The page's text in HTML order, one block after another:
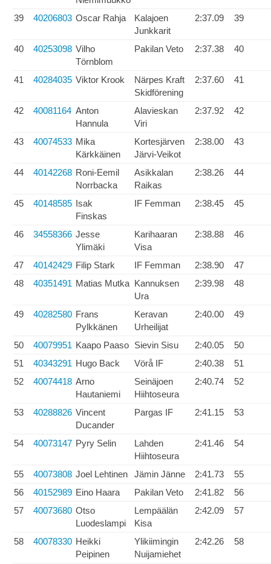
39 40206803 Oscar Rahja
Kalajoen
Junkkarit
2:37.09 39
40 40253098 Vilho
Törnblom
Pakilan Veto 2:37.38 40
41 40284035 Viktor Krook
Närpes Kraft
Skidförening
2:37.60 41
42 40081164 Anton
Hannula
Alavieskan
Viri
2:37.92 42
43 40074533 Mika
Kärkkäinen
Kortesjärven
Järvi-Veikot
2:38.00 43
44 40142268 Roni-Eemil
Norrbacka
Asikkalan
Raikas
2:38.26 44
45 40148585 Isak
Finskas
IF Femman 2:38.45 45
46 34558366 Jesse
Ylimäki
Karihaaran
Visa
2:38.88 46
47 40142429 Filip Stark IF Femman 2:38.90
47
48
40351491 Matias Mutka Kannuksen
Ura
2:39.98 48
49 40282580 Frans
Pylkkänen
Keravan
Urheilijat
2:40.00 49
50 40079951 Kaapo Paaso Sievin Sisu 2:40.05
50
51
40343291 Hugo Back Vörå IF 2:40.38
51
52
40074418 Arno
Hautaniemi
Seinäjoen
Hiihtoseura
2:40.74 52
53 40288826 Vincent
Ducander
Pargas IF 2:41.15 53
54 40073147 Pyry Selin
Lahden
Hiihtoseura
2:41.46 54
55 40073808 Joel Lehtinen Jämin Jänne 2:41.73
55
56
40152989 Eino Haara Pakilan Veto 2:41.82
56
57
40073680 Otso
Luodeslampi
Lempäälän
Kisa
2:42.09 57
58 40078330 Heikki
Peipinen
Ylikiimingin
Nuijamiehet
2:42.26 58